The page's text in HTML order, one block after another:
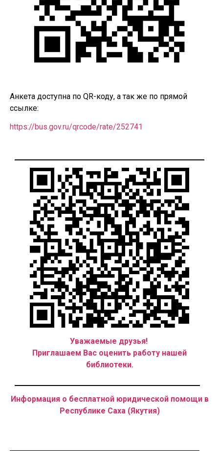
Анкета доступна по QR-коду, а так же по прямой
ссылке:
https://bus.gov.ru/qrcode/rate/252741
Уважаемые друзья!
Приглашаем Вас оценить работу нашей
библиотеки.
Информация о бесплатной юридической помощи в
Республике Саха (Якутия)